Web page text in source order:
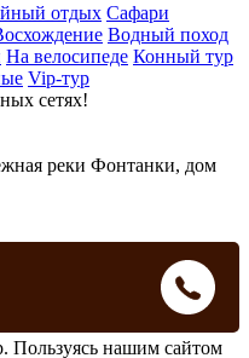
отдых Сафари
Водный поход
На велосипеде Конный тур
Vip-тур
сетях!
реки Фонтанки, дом
Пользуясь нашим сайтом